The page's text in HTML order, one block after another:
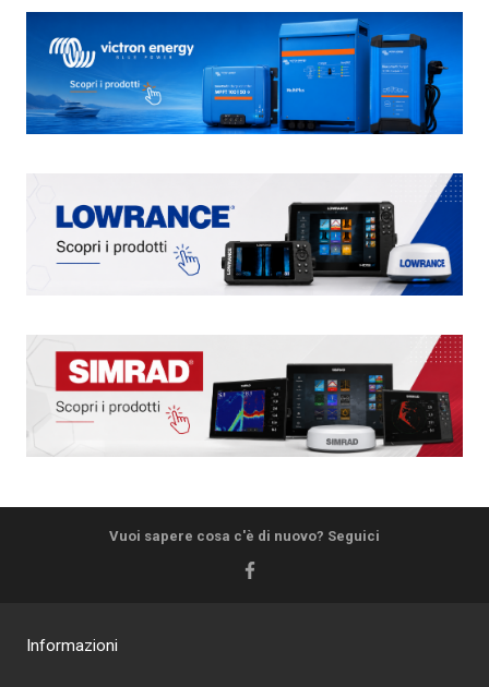
Vuoi sapere cosa c'è di nuovo? Seguici
Informazioni